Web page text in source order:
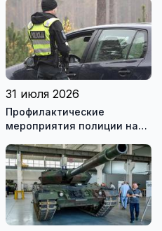
рекомендуемой
литературы
31 июля 2026
Профилактические
мероприятия полиции на